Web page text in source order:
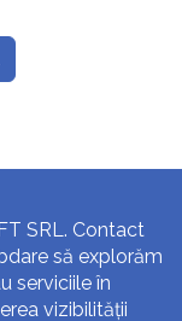
SRL. Contact
să explorăm
serviciile în
vizibilității